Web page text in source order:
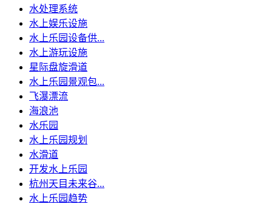
水处理系统
水上娱乐设施
水上乐园设备供...
水上游玩设施
星际盘旋滑道
水上乐园景观包...
飞瀑漂流
海浪池
水乐园
水上乐园规划
水滑道
开发水上乐园
杭州天目未来谷...
水上乐园趋势